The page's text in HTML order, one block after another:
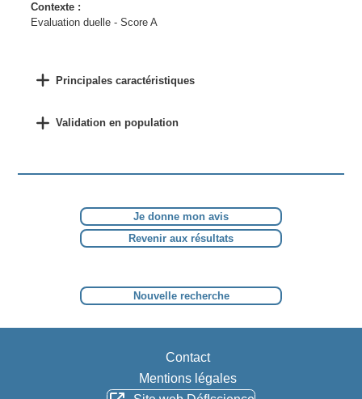
Contexte :
Evaluation duelle - Score A
Principales caractéristiques
Validation en population
Je donne mon avis
Revenir aux résultats
Nouvelle recherche
Contact
Mentions légales